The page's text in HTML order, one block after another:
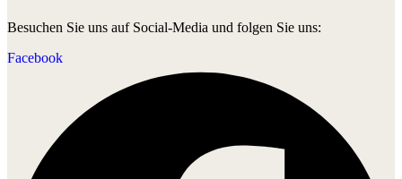
Besuchen Sie uns auf Social-Media und folgen Sie uns:
Facebook